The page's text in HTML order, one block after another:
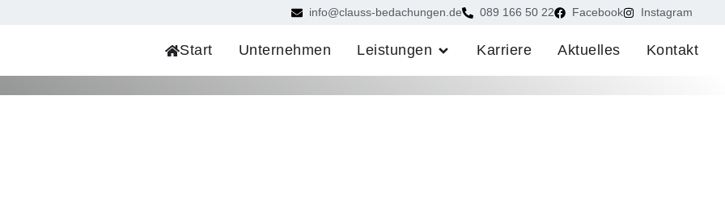
info@clauss-bedachungen.de 089 166 50 22 Facebook Instagram
Start Unternehmen Leistungen Karriere Aktuelles Kontakt